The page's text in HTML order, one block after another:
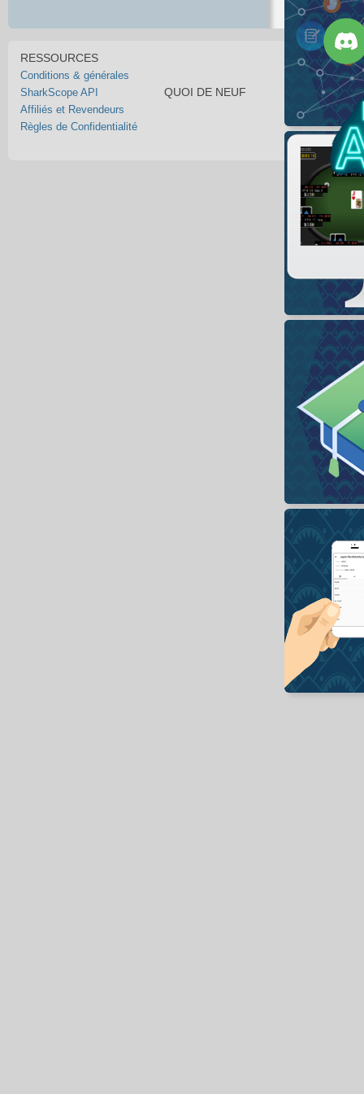
RESSOURCES
Conditions & générales
SharkScope API
Affiliés et Revendeurs
Règles de Confidentialité
QUOI DE NEUF